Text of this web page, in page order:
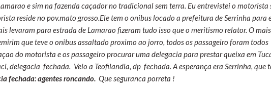
e sim na fazenda caçador no tradicional sem terra. Eu entrevistei o motorista
reside no pov.mato grosso.Ele tem o onibus locado a prefeitura de Serrinha para
levaram para estrada de Lamarao fizeram tudo isso que o meritismo relator. O mais
que teve o onibus assaltado proximo ao jorro, todos os passageiro foram todos
do motorista e os passageiro procurar uma delegacia para prestar queixa em
delegacia fechada. Veio a Teofilandia, dp fechada. A esperança era Serrinha, que
fechada: agentes roncando. Que seguranca porreta !